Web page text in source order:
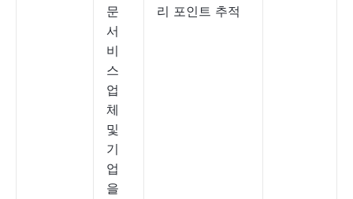
문
서
비
스
업
체
및
기
업
을
리 포인트 추적